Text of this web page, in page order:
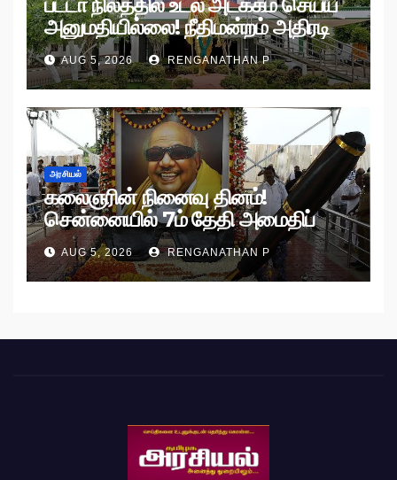
அனுமதியில்லை! நீதிமன்றம் அதிரடி
உத்தரவு!
AUG 5, 2026 RENGANATHAN P
அரசியல்
கலைஞரின் நினைவு தினம்!
சென்னையில் 7ம் தேதி அமைதிப்
பேரணி!
AUG 5, 2026 RENGANATHAN P